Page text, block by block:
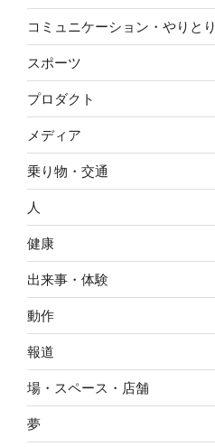
コミュニケーション・やりとり
スポーツ
プロダクト
メディア
乗り物・交通
人
健康
出来事・体験
動作
報道
場・スペース・店舗
夢